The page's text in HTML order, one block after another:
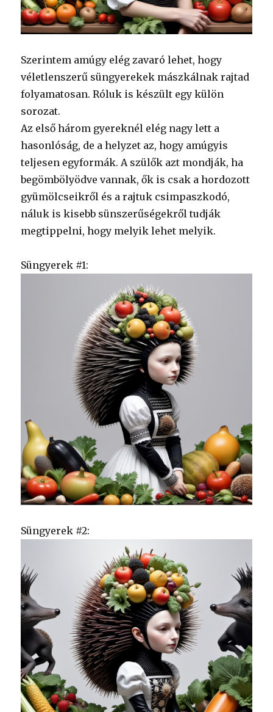
Szerintem amúgy elég zavaró lehet, hogy
véletlenszerű süngyerekek mászkálnak rajtad
folyamatosan. Róluk is készült egy külön
sorozat.
Az első három gyereknél elég nagy lett a
hasonlóság, de a helyzet az, hogy amúgyis
teljesen egyformák. A szülők azt mondják, ha
begömbölyödve vannak, ők is csak a hordozott
gyümölcseikről és a rajtuk csimpaszkodó,
náluk is kisebb sünszerűségekről tudják
megtippelni, hogy melyik lehet melyik.
Süngyerek #1:
Süngyerek #2: